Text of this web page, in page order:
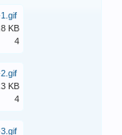
KB
4
KB
4